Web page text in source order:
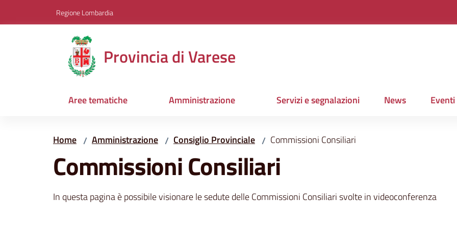
Regione Lombardia
Provincia di Varese
Aree tematiche Amministrazione Servizi e segnalazioni News Eventi
Home / Amministrazione / Consiglio Provinciale / Commissioni Consiliari
Commissioni Consiliari
In questa pagina è possibile visionare le sedute delle Commissioni Consiliari svolte in videoconferenza